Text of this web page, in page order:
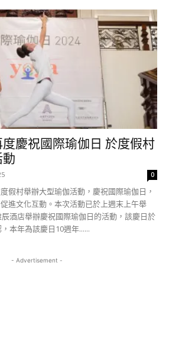
慶祝國際瑜伽日 於度假村
0
假村舉辦大型瑜伽活動，慶祝國際瑜伽日，
進文化互動。本次活動已於上週末上午舉
酒店舉辦慶祝國際瑜伽日的活動，該慶日於
本年為該慶日10週年......
- Advertisement -